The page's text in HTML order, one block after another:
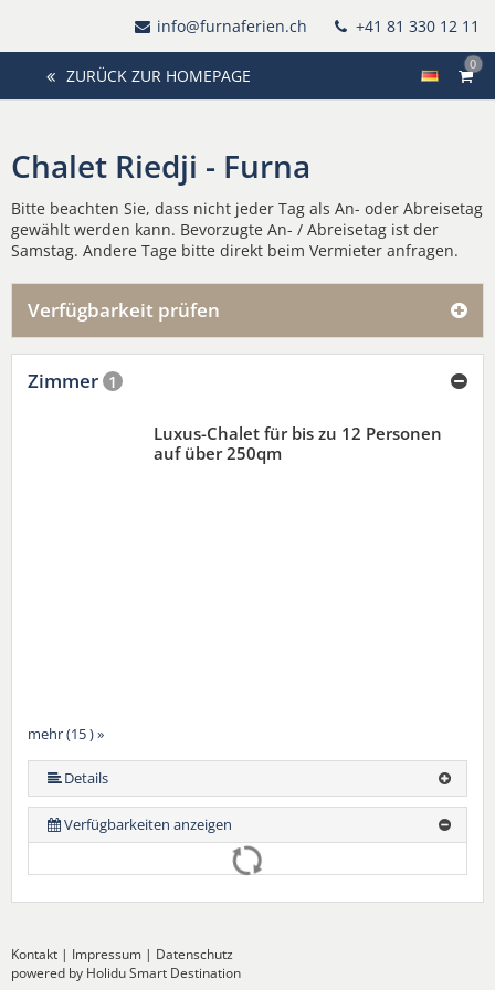
info@furnaferien.ch +41 81 330 12 11
0
ZURÜCK ZUR HOMEPAGE
Chalet Riedji - Furna
Bitte beachten Sie, dass nicht jeder Tag als An- oder Abreisetag
gewählt werden kann. Bevorzugte An- / Abreisetag ist der
Samstag. Andere Tage bitte direkt beim Vermieter anfragen.
Verfügbarkeit prüfen
Zimmer 1
mehr (15 ) »
mehr (15 ) »
mehr (15 ) »
mehr (15 ) »
mehr (15 ) »
mehr (15 ) »
mehr (15 ) »
mehr (15 ) »
mehr (15 ) »
mehr (15 ) »
mehr (15 ) »
mehr (15 ) »
Luxus-Chalet für bis zu 12 Personen
auf über 250qm
Details
Verfügbarkeiten anzeigen
Kontakt | Impressum | Datenschutz
powered by Holidu Smart Destination